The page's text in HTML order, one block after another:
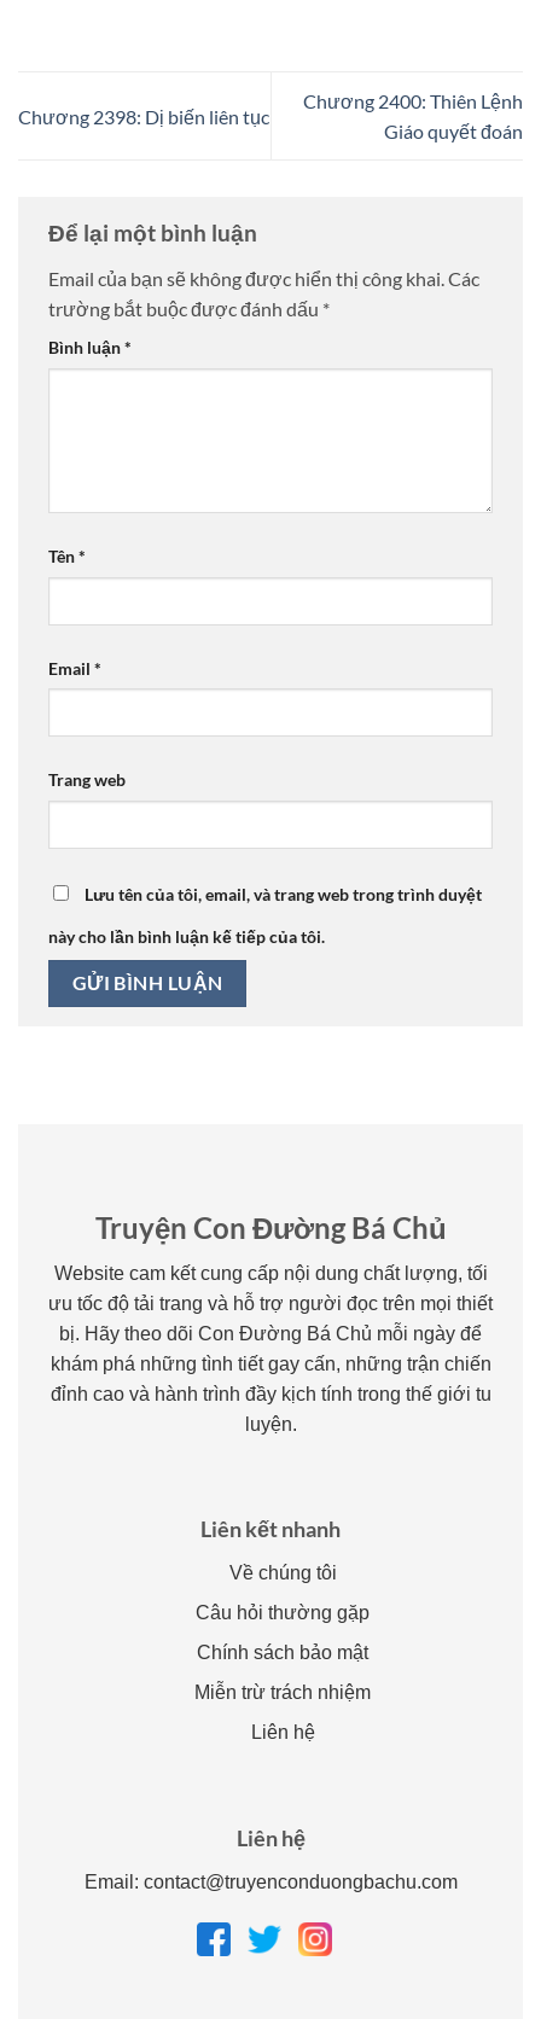
Chương 2398: Dị biến liên tục
Chương 2400: Thiên Lệnh
Giáo quyết đoán
Để lại một bình luận
Email của bạn sẽ không được hiển thị công khai.Các
trường bắt buộc được đánh dấu *
Bình luận*
Tên*
Email *
Trang web
Lưu tên của tôi, email, và trang web trong trình duyệt
này cho lần bình luận kế tiếp của tôi.
Truyện Con Đường Bá Chủ
Website cam kết cung cấp nội dung chất lượng, tối
ưu tốc độ tải trang và hỗ trợ người đọc trên mọi thiết
bị. Hãy theo dõi Con Đường Bá Chủ mỗi ngày để
khám phá những tình tiết gay cấn, những trận chiến
đỉnh cao và hành trình đầy kịch tính trong thế giới tu
luyện.
Liên kết nhanh
Về chúng tôi
Câu hỏi thường gặp
Chính sách bảo mật
Miễn trừ trách nhiệm
Liên hệ
Liên hệ
Email: contact@truyenconduongbachu.com